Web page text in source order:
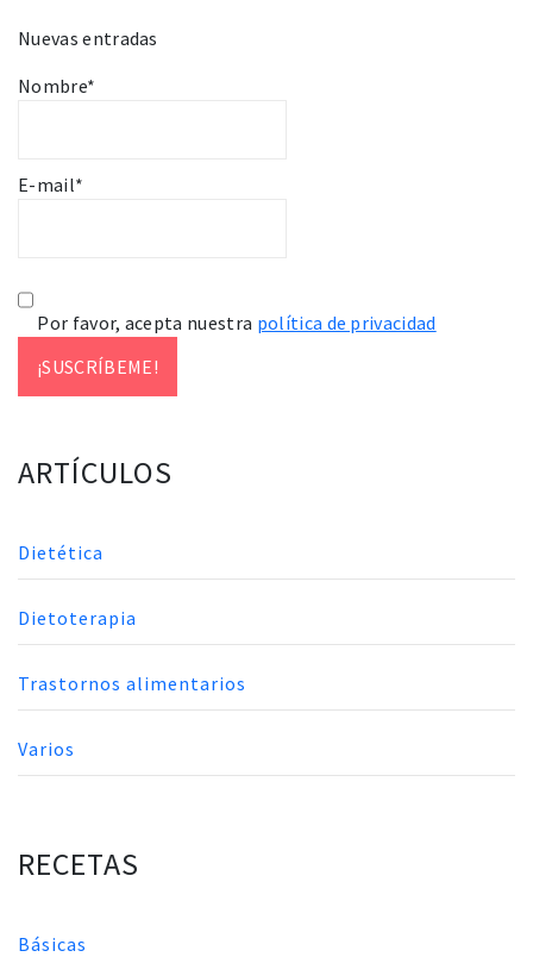
Nuevas entradas
Nombre*
E-mail*
Por favor, acepta nuestra política de privacidad
ARTÍCULOS
Dietética
Dietoterapia
Trastornos alimentarios
Varios
RECETAS
Básicas